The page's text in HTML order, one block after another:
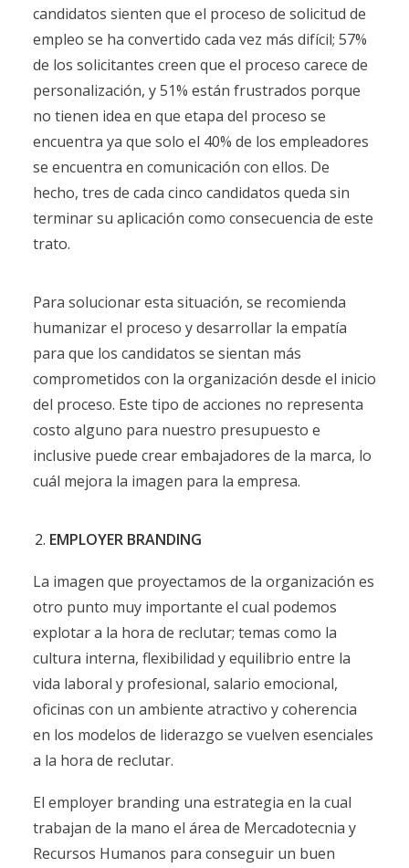
candidatos sienten que el proceso de solicitud de
empleo se ha convertido cada vez más difícil; 57%
de los solicitantes creen que el proceso carece de
personalización, y 51% están frustrados porque
no tienen idea en que etapa del proceso se
encuentra ya que solo el 40% de los empleadores
se encuentra en comunicación con ellos. De
hecho, tres de cada cinco candidatos queda sin
terminar su aplicación como consecuencia de este
trato.
Para solucionar esta situación, se recomienda
humanizar el proceso y desarrollar la empatía
para que los candidatos se sientan más
comprometidos con la organización desde el inicio
del proceso. Este tipo de acciones no representa
costo alguno para nuestro presupuesto e
inclusive puede crear embajadores de la marca, lo
cuál mejora la imagen para la empresa.
EMPLOYER BRANDING
La imagen que proyectamos de la organización es
otro punto muy importante el cual podemos
explotar a la hora de reclutar; temas como la
cultura interna, flexibilidad y equilibrio entre la
vida laboral y profesional, salario emocional,
oficinas con un ambiente atractivo y coherencia
en los modelos de liderazgo se vuelven esenciales
a la hora de reclutar.
El employer branding una estrategia en la cual
trabajan de la mano el área de Mercadotecnia y
Recursos Humanos para conseguir un buen